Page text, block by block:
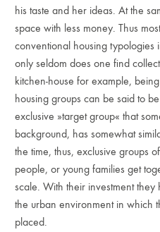
his taste and her ideas. At the
space with less money. Thus
conventional housing
only seldom does one find
kitchen-house for example,
housing groups can be said to
exclusive »target group« that
background, has somewhat
the time, thus, exclusive groups
people, or young families get
scale. With their investment
the urban environment in which
placed.